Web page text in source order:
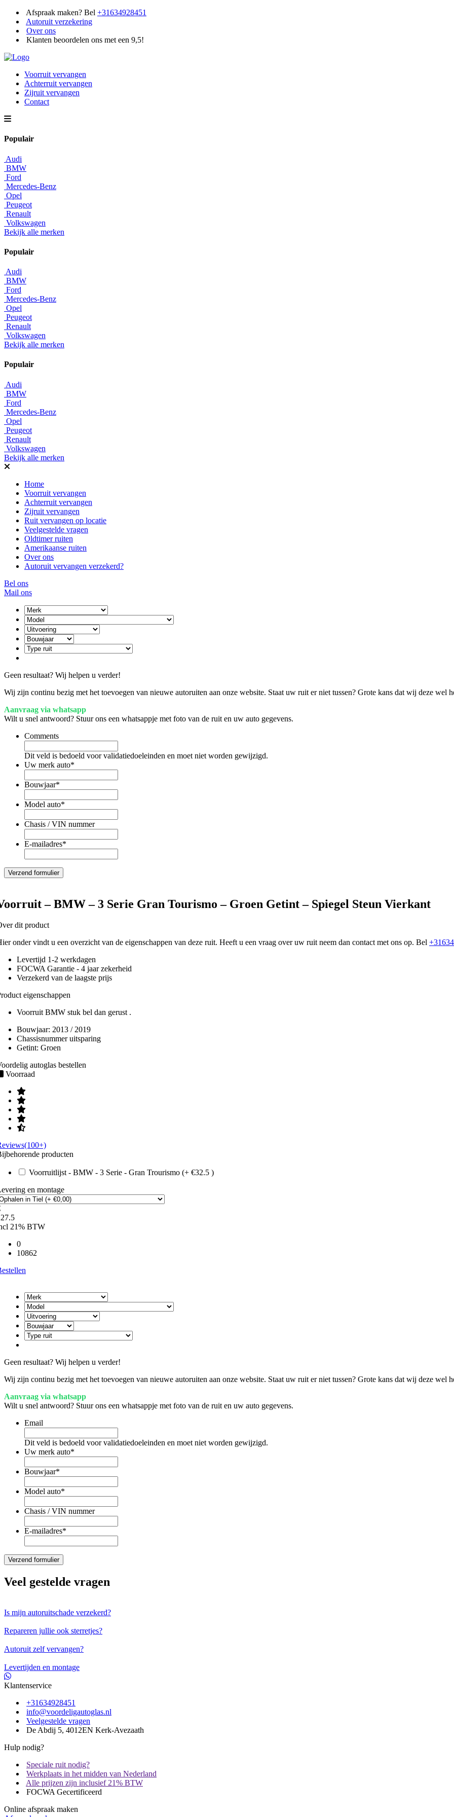
Afspraak maken? Bel +31634928451
Autoruit verzekering
Over ons
Klanten beoordelen ons met een 9,5!
Voorruit vervangen
Achterruit vervangen
Zijruit vervangen
Contact
Populair
Audi
BMW
Ford
Mercedes-Benz
Opel
Peugeot
Renault
Volkswagen
Bekijk alle merken
Populair
Audi
BMW
Ford
Mercedes-Benz
Opel
Peugeot
Renault
Volkswagen
Bekijk alle merken
Populair
Audi
BMW
Ford
Mercedes-Benz
Opel
Peugeot
Renault
Volkswagen
Bekijk alle merken
Home
Voorruit vervangen
Achterruit vervangen
Zijruit vervangen
Ruit vervangen op locatie
Veelgestelde vragen
Oldtimer ruiten
Amerikaanse ruiten
Over ons
Autoruit vervangen verzekerd?
Bel ons
Mail ons
Geen resultaat? Wij helpen u verder!
Wij zijn continu bezig met het toevoegen van nieuwe autoruiten aan onze website. Staat uw ruit er niet tussen? Grote kans dat wij deze
Aanvraag via whatsapp
Wilt u snel antwoord? Stuur ons een whatsappje met foto van de ruit en uw auto gegevens.
Comments
Dit veld is bedoeld voor validatiedoeleinden en moet niet worden gewijzigd.
Uw merk auto*
Bouwjaar*
Model auto*
Chasis / VIN nummer
E-mailadres*
– BMW – 3 Serie Gran Tourismo – Groen Getint – Spiegel Steun Vierkant
dit product
onder vindt u een overzicht van de eigenschappen van deze ruit. Heeft u een vraag over uw ruit neem dan contact met ons op. Bel
Levertijd 1-2 werkdagen
FOCWA Garantie - 4 jaar zekerheid
Verzekerd van de laagste prijs
eigenschappen
Voorruit BMW stuk bel dan gerust .
Bouwjaar: 2013 / 2019
Chassisnummer uitsparing
Getint: Groen
autoglas bestellen
Voorraad
producten
Voorruitlijst - BMW - 3 Serie - Gran Trourismo (+ €32.5 )
en montage
21% BTW
0
10862
Geen resultaat? Wij helpen u verder!
Wij zijn continu bezig met het toevoegen van nieuwe autoruiten aan onze website. Staat uw ruit er niet tussen? Grote kans dat wij deze
Aanvraag via whatsapp
Wilt u snel antwoord? Stuur ons een whatsappje met foto van de ruit en uw auto gegevens.
Email
Dit veld is bedoeld voor validatiedoeleinden en moet niet worden gewijzigd.
Uw merk auto*
Bouwjaar*
Model auto*
Chasis / VIN nummer
E-mailadres*
Veel gestelde vragen
Is mijn autoruitschade verzekerd?
Repareren jullie ook sterretjes?
Autoruit zelf vervangen?
Levertijden en montage
Klantenservice
+31634928451
info@voordeligautoglas.nl
Veelgestelde vragen
De Abdij 5, 4012EN Kerk-Avezaath
Hulp nodig?
Speciale ruit nodig?
Werkplaats in het midden van Nederland
Alle prijzen zijn inclusief 21% BTW
FOCWA Gecertificeerd
Online afspraak maken